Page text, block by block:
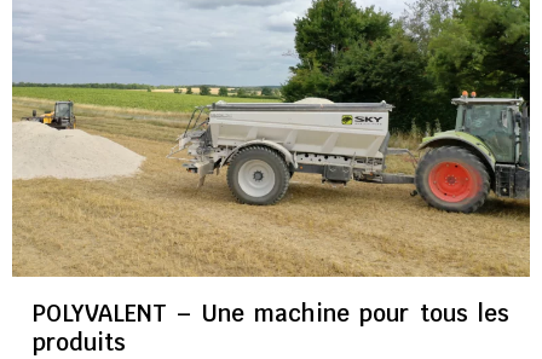
POLYVALENT – Une machine pour tous les
produits